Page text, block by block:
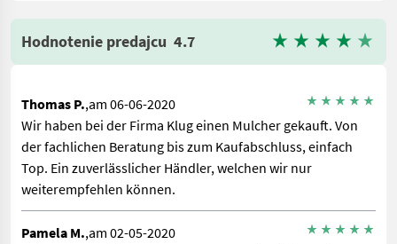
Hodnotenie predajcu 4.7
Thomas P.,am 06-06-2020
Wir haben bei der Firma Klug einen Mulcher gekauft. Von
der fachlichen Beratung bis zum Kaufabschluss, einfach
Top. Ein zuverlässlicher Händler, welchen wir nur
weiterempfehlen können.
Pamela M.,am 02-05-2020